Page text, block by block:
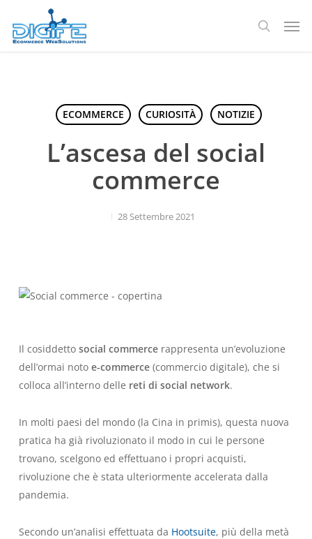
contenuto
ricerca
ECOMMERCE CURIOSITÀ NOTIZIE
L’ascesa del social
commerce
28 Settembre 2021
Il cosiddettosocial commerce rappresenta un’evoluzione
dell’ormai noto e-commerce (commercio digitale), che si
colloca all’interno delle reti di social network.
In molti paesi del mondo (la Cina in primis), questa nuova
pratica ha già rivoluzionato il modo in cui le persone
trovano, scelgono ed effettuano i propri acquisti,
rivoluzione che è stata ulteriormente accelerata dalla
pandemia.
Secondo un’analisi effettuata da Hootsuite, più della metà